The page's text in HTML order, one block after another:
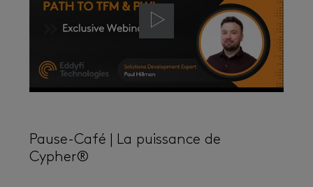
Pause-Café | La puissance de
Cypher®